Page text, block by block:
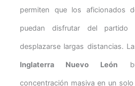
permiten que los aficionados
puedan disfrutar del partido
desplazarse largas distancias.
Inglaterra Nuevo León
concentración masiva en un